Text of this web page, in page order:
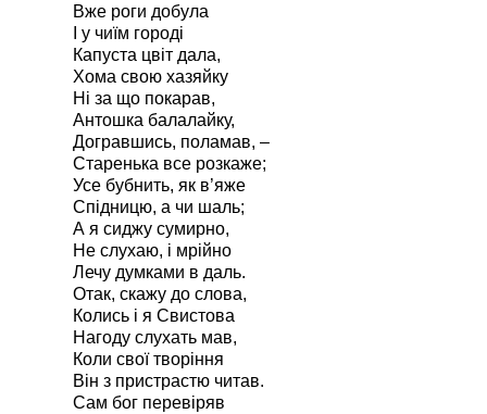
Вже роги добула
І у чиїм городі
Капуста цвіт дала,
Хома свою хазяйку
Ні за що покарав,
Антошка балалайку,
Догравшись, поламав, –
Старенька все розкаже;
Усе бубнить, як в’яже
Спідницю, а чи шаль;
А я сиджу сумирно,
Не слухаю, і мрійно
Лечу думками в даль.
Отак, скажу до слова,
Колись і я Свистова
Нагоду слухать мав,
Коли свої творіння
Він з пристрастю читав.
Сам бог перевіряв